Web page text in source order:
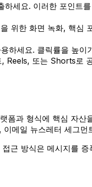
세요. 이러한 포인트
위한 화면 녹화, 핵
하세요. 클릭률을 높이
또는 Shorts로
폼과 형식에 핵심 자
메일 뉴스레터 세그먼
근 방식은 메시지를